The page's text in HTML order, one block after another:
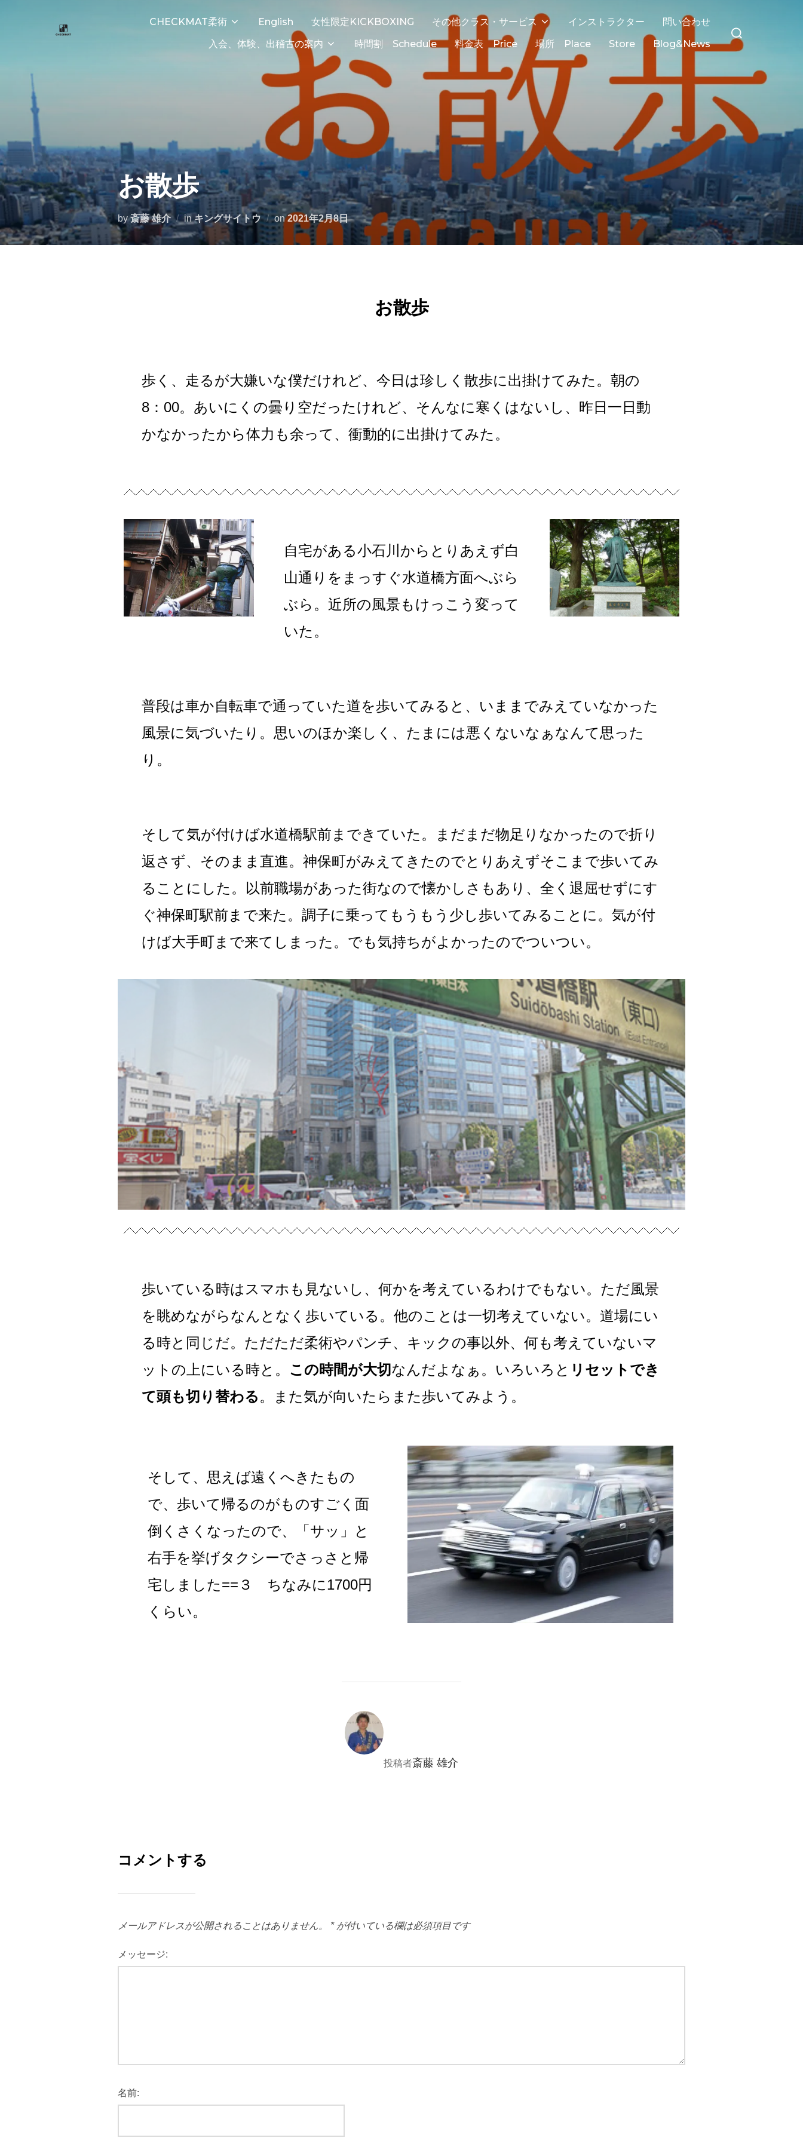
CHECKMAT柔術 English 女性限定KICKBOXING その他クラス・サービス インストラクター
問い合わせ
入会、体験、出稽古の案内
時間割 Schedule 料金表 Price 場所 Place Store Blog&News
お散歩
by斎藤 雄介 inキングサイトウ on2021年2月8日
お散歩
歩く、走るが大嫌いな僕だけれど、今日は珍しく散歩に出掛けてみた。朝の
8：00。あいにくの曇り空だったけれど、そんなに寒くはないし、昨日一日動
かなかったから体力も余って、衝動的に出掛けてみた。
自宅がある小石川からとりあえず白
山通りをまっすぐ水道橋方面へぶら
ぶら。近所の風景もけっこう変って
いた。
普段は車か自転車で通っていた道を歩いてみると、いままでみえていなかった
風景に気づいたり。思いのほか楽しく、たまには悪くないなぁなんて思った
り。
そして気が付けば水道橋駅前まできていた。まだまだ物足りなかったので折り
返さず、そのまま直進。神保町がみえてきたのでとりあえずそこまで歩いてみ
ることにした。以前職場があった街なので懐かしさもあり、全く退屈せずにす
ぐ神保町駅前まで来た。調子に乗ってもうもう少し歩いてみることに。気が付
けば大手町まで来てしまった。でも気持ちがよかったのでついつい。
歩いている時はスマホも見ないし、何かを考えているわけでもない。ただ風景
を眺めながらなんとなく歩いている。他のことは一切考えていない。道場にい
る時と同じだ。ただただ柔術やパンチ、キックの事以外、何も考えていないマ
ットの上にいる時と。 この時間が大切なんだよなぁ。いろいろと リセットでき
て頭も切り替わる。また気が向いたらまた歩いてみよう。
そして、思えば遠くへきたもの
で、歩いて帰るのがものすごく面
倒くさくなったので、「サッ」と
右手を挙げタクシーでさっさと帰
宅しました==３ ちなみに1700円
くらい。
投稿者斎藤 雄介
コメントする
メールアドレスが公開されることはありません。 *が付いている欄は必須項目です
メッセージ:
名前: